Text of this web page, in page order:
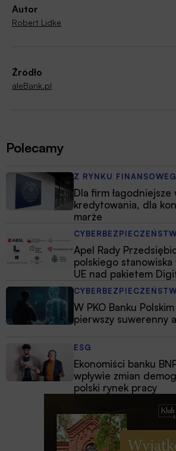
Autor
Robert Lidke
Źródło
aleBank.pl
Polecamy
Z RYNKU
Dla firm łagodniejsze
kredytowania, dla
marże
Apel Rady
polskiego stanowiska
UE nad pakietem
W PKO Banku
pierwszy suwerenny
ESG
Ekonomiści banku
wpływie zmian
polski rynek pracy